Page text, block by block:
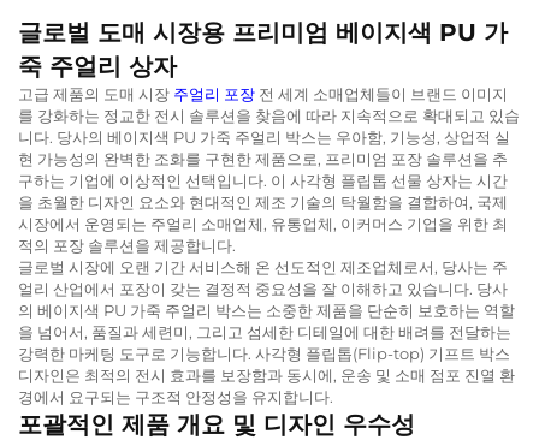
글로벌 도매 시장용 프리미엄 베이지색 PU 가
죽 주얼리 상자
고급 제품의 도매 시장 주얼리 포장 전 세계 소매업체들이 브랜드 이미지
를 강화하는 정교한 전시 솔루션을 찾음에 따라 지속적으로 확대되고 있습
니다. 당사의 베이지색 PU 가죽 주얼리 박스는 우아함, 기능성, 상업적 실
현 가능성의 완벽한 조화를 구현한 제품으로, 프리미엄 포장 솔루션을 추
구하는 기업에 이상적인 선택입니다. 이 사각형 플립톱 선물 상자는 시간
을 초월한 디자인 요소와 현대적인 제조 기술의 탁월함을 결합하여, 국제
시장에서 운영되는 주얼리 소매업체, 유통업체, 이커머스 기업을 위한 최
적의 포장 솔루션을 제공합니다.
글로벌 시장에 오랜 기간 서비스해 온 선도적인 제조업체로서, 당사는 주
얼리 산업에서 포장이 갖는 결정적 중요성을 잘 이해하고 있습니다. 당사
의 베이지색 PU 가죽 주얼리 박스는 소중한 제품을 단순히 보호하는 역할
을 넘어서, 품질과 세련미, 그리고 섬세한 디테일에 대한 배려를 전달하는
강력한 마케팅 도구로 기능합니다. 사각형 플립톱(Flip-top) 기프트 박스
디자인은 최적의 전시 효과를 보장함과 동시에, 운송 및 소매 점포 진열 환
경에서 요구되는 구조적 안정성을 유지합니다.
포괄적인 제품 개요 및 디자인 우수성